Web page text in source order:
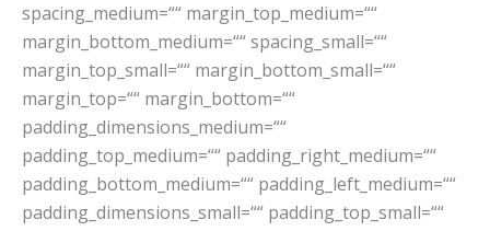
spacing_medium=““ margin_top_medium=““
margin_bottom_medium=““ spacing_small=““
margin_top_small=““ margin_bottom_small=““
margin_top=““ margin_bottom=““
padding_dimensions_medium=““
padding_top_medium=““ padding_right_medium=““
padding_bottom_medium=““ padding_left_medium=““
padding_dimensions_small=““ padding_top_small=““